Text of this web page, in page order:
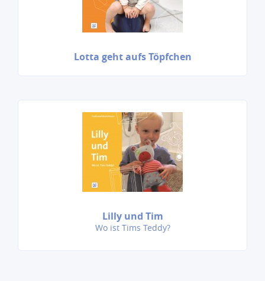
Lotta geht aufs Töpfchen
Lilly und Tim
Wo ist Tims Teddy?